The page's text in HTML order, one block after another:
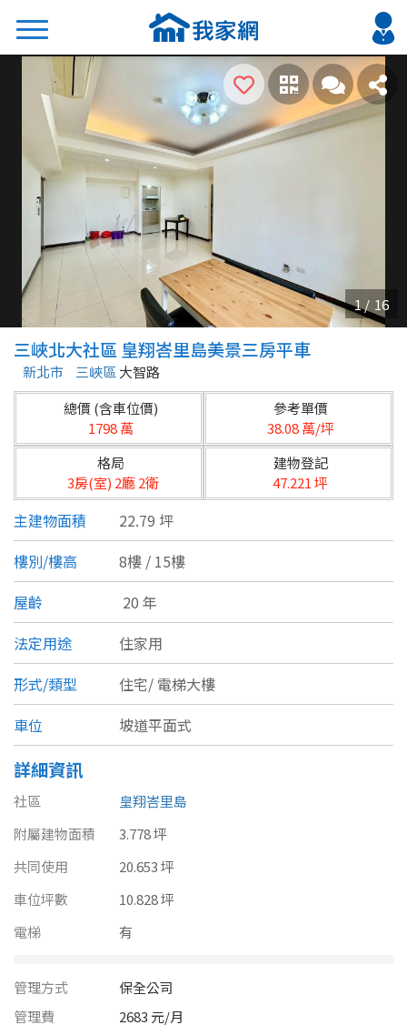
搜尋
熱門關鍵字
2026 台北降價好屋限量釋出
2026 新北降價好屋限量釋出
2026 台中降價好屋限量釋出
2026 台南降價好屋限量釋出
2026 高雄降價好屋限量釋出
縣市
不限
台北市
基隆市
新北市
宜蘭縣
桃園市
新竹市
新竹縣
苗栗縣
台中市
雲林縣
嘉義市
嘉義縣
台南市
高雄市
區域
類型(可複選)
公寓
別墅 透天厝
農舍 辦公
坪數
不拘
60~70 坪
三峽北大社區 皇翔峇里島美景三房平車
新北市 三峽區 大智路
總價 (含車位價)
1798 萬
參考單價
38.08 萬/坪
格局
3房(室) 2廳 2衛
建物登記
47.221 坪
主建物面積
22.79 坪
樓別/樓高
8樓 / 15樓
屋齡
20 年
法定用途
住家用
形式/類型
住宅/ 電梯大樓
車位
坡道平面式
詳細資訊
社區
皇翔峇里島
附屬建物面積
3.778 坪
共同使用
20.653 坪
車位坪數
10.828 坪
電梯
有
管理方式
保全公司
管理費
2683 元/月